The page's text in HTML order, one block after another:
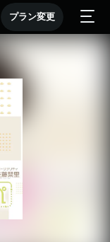
プラン変更